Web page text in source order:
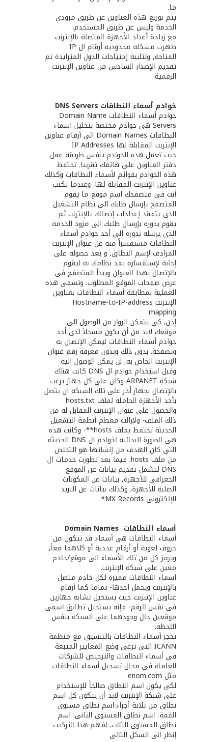
ما.
يتم توزيع هذه العناوين عن طريق مزودى
الخدمة وليس عن طريق المستخدم.
مع زيادة أعداد الأجهزة المتصلة بالإنترنت
ظهرت مشكلة محدودية أرقام ال IP
المتاحة, ولتلبية إحتياجات الدول المتزايدة تم
تقديم الإصدار السادس من عناوين الإنترنت
الرقمية.
خوادم أسماء النطاقات DNS Servers
خوادم أسماء النطاقات Domain Name
Servers هى خوادم مختصة بتحليل اسماء
النطاقات Domain Names الى أرقام عناوين
الإنترنت المقابلة لها IP Addresses
حيث تعمل هذه الخوادم بنفس طريقة عمل
دفتر العناوين على هاتفك تقريبا. تحتفظ
هذه الخوادم بقوائم لأسماء النطاقات وكذلك
عناوين الإنترنت المقابلة لها. وعندما تكتب
أنت فى متصفحك اسم موقع ما يقوم
المتصفح بإرسال طلبك الى نظام التشغيل
الذى يتفقد إعدادات إتصالك بالإنترنت ثم
يقوم بدوره بإرسال طلبك الى مزود الخدمة
الذى يرسله بدوره الى أحد خوادم أسماء
النطاقات مستفسراً منه عن عنوان الإنترنت
المرادف لإسم النطاق, و بعد حصوله على
إجابة لإستفساره يمد نظامك به ليقوم
بالإتصال بهذا العنوان ويبدأ المتصفح فى
عرض صفحات الموقع المطلوب. وتسمى هذه
العملية بمطابقة أسماء النطاقات بعناوين
الإنترنت Hostname-to-IP-address
mapping
إذن, كى يتمكن الزوار من الوصول الى
موقعك لابد من أن يكون مسجلاً لدى أحد
خوادم أسماء النطاقات ليمكن الإتصال به
وتصفحة. بدون ذلك وبدون معرفة رقم عنوان
الإنترنت الخاص به, لن يمكن الوصول اليه.
وقبل استخدام خوادم ال DNS كانت هناك
شبكة ARPANET وكان على كل جهاز يرغب
بالإتصال بجهاز أخر على تلك الشبكة ان يتصل
بأحد الأجهزة الحاملة لملف hosts‪.‬txt
والحصول على عنوان الإنترنت المقابل له من
ذلك الملف- ولازالت معظم أنظمة التشغيل
الحديثة تحتفظ بملف hosts**- وكانت هذه
هى الصورة البدائية لخوادم ال DNS الحديثة
التى كان الهدف من إنشائها هو التخلص
من ملف hosts. فيما بعد تطورت خدمات ال
DNS لتشمل تقديم بيانات عن الموقع
الجغرافى للأجهزة, بيانات عن المكونات
الصلبة للأجهزة, وكذلك بيانات عن البريد
الإلكترونى MX Records*
أسماء النطاقات Domain Names
أسماء النطاقات هى أسماء قد تتكون من
حروف لغوية أو أرقام عددية أو كلاهما معاً,
ويرمز كل من تلك الأسماء الى موقع/خادم
معين على شبكة الإنترنت.
اسماء النطاقات مميزة لكل خادم متصل
بالإنترنت ويحمل احدها- تماما كما أرقام
عناوين الإنترنت حيث يستحيل تشابه جهازين
فى نفس الرقم- فإنه يستحيل تطابق اسمى
موقعين حال وجودهما على الشبكة بنفس
اللحظة.
تحجز أسماء النطاقات بالتنسيق مع منظمة
ICANN التى ترعى وضع المعايير المتبعة
فى أسماء النطاقات والترخيص للشركات
العاملة فى مجال تسجيل أسماء النطاقات
مثل enom‪.‬com
لكى يكون اسم النطاق صالحاً للإستخدام
على شبكة الإنترنت لابد أن يتكون كل اسم
نطاق من ثلاثة أجزاء:اسم نطاق مستوى
القمة: اسم نطاق المستوى الثانى: اسم
نطاق المستوى الثالث. لفهم هذا التركيب
إنظر الى الشكل التالى